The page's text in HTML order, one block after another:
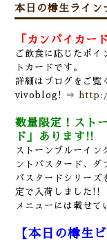
本日の樽生ライン
「カンパイカー
ご飲食に応じたポイ
トカードです。
詳細はブログをご覧
vivoblog! ⇒
数量限定！スト
ド」あります!!
ストーンブルーイン
ントバスタード、ダ
バスタードシリーズ
定で入荷しました!!
メニューには載せ
【本日の樽生